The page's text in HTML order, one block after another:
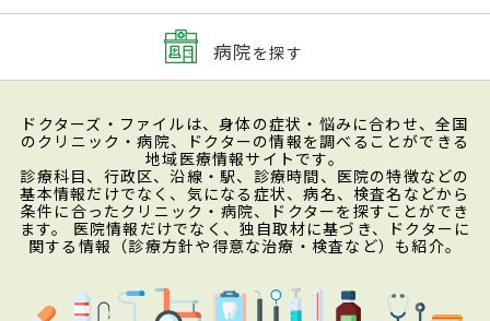
病院を探す
ドクターズ・ファイルは、身体の症状・悩みに合わせ、全国
のクリニック・病院、ドクターの情報を調べることができる
地域医療情報サイトです。
診療科目、行政区、沿線・駅、診療時間、医院の特徴などの
基本情報だけでなく、気になる症状、病名、検査名などから
条件に合ったクリニック・病院、ドクターを探すことができ
ます。 医院情報だけでなく、独自取材に基づき、ドクターに
関する情報（診療方針や得意な治療・検査など）も紹介。